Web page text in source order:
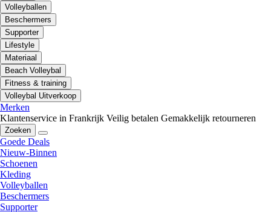
Volleyballen
Beschermers
Supporter
Lifestyle
Materiaal
Beach Volleybal
Fitness & training
Volleybal Uitverkoop
Merken
Klantenservice in Frankrijk Veilig betalen Gemakkelijk retourneren
Zoeken
Goede Deals
Nieuw-Binnen
Schoenen
Kleding
Volleyballen
Beschermers
Supporter